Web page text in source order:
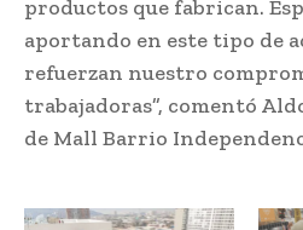
productos que fabrican.
aportando en este tipo de
refuerzan nuestro
trabajadoras”, comentó
de Mall Barrio